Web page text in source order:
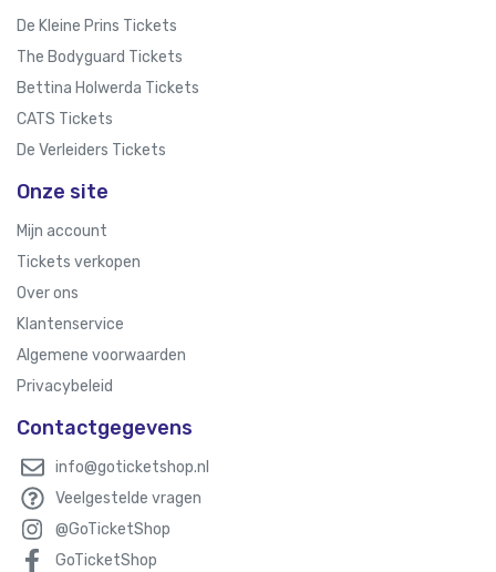
De Kleine Prins Tickets
The Bodyguard Tickets
Bettina Holwerda Tickets
CATS Tickets
De Verleiders Tickets
Onze site
Mijn account
Tickets verkopen
Over ons
Klantenservice
Algemene voorwaarden
Privacybeleid
Contactgegevens
info@goticketshop.nl
Veelgestelde vragen
@GoTicketShop
GoTicketShop